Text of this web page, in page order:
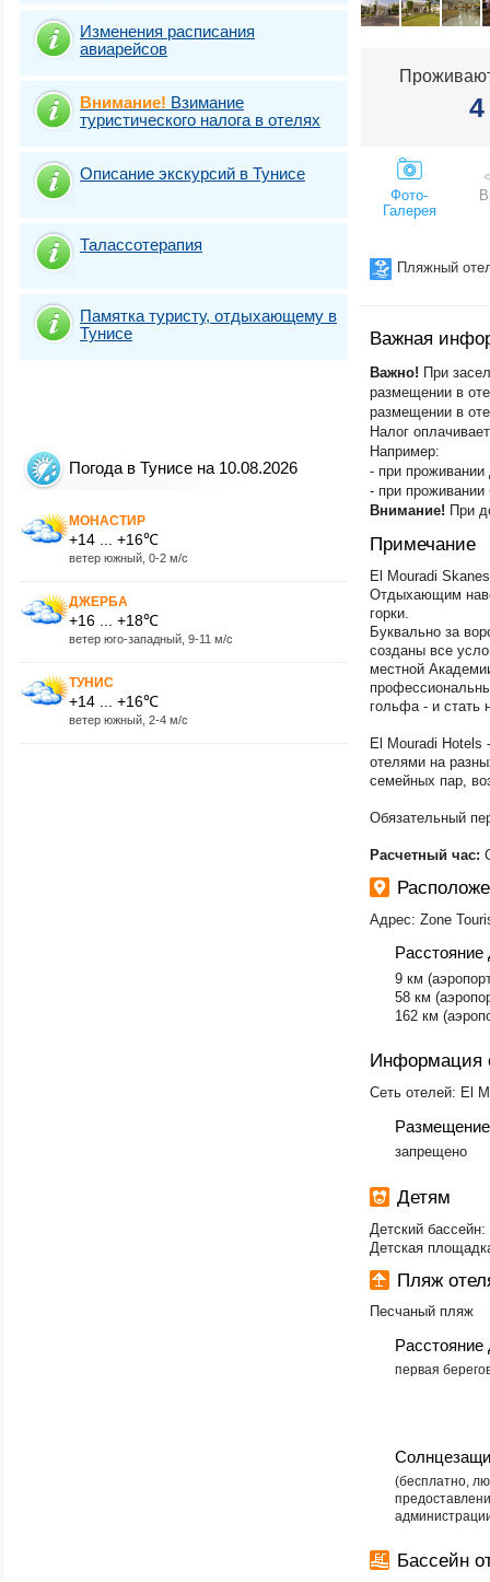
Изменения расписания
авиарейсов
Внимание! Взимание
туристического налога в отелях
Описание экскурсий в Тунисе
Талассотерапия
Памятка туристу, отдыхающему в
Тунисе
Погода в Тунисе на 10.08.2026
МОНАСТИР
+14 ... +16℃
ветер южный, 0-2 м/с
ДЖЕРБА
+16 ... +18℃
ветер юго-западный, 9-11 м/с
ТУНИС
+14 ... +16℃
ветер южный, 2-4 м/с
4
Фото-
Галерея
Пляжный
Важная
Важно! При
размещении в
размещении в
Налог
Например:
- при проживании
- при проживании
Внимание! При
Примечание
El Mouradi
Отдыхающим
горки.
Буквально за
созданы все
местной
гольфа - и стать
El Mouradi Hotels
отелями на
семейных пар,
Обязательный
Расчетный час:
Адрес: Zone
Расстояние
9 км
58 км
162 км
Информация
Сеть отелей: El
​запрещено
Детям
Детский
Детская
Пляж
Песчаный пляж
первая
(бесплатно,
Бассейн